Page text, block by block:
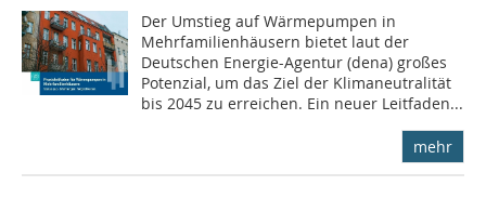
Der Umstieg auf Wärmepumpen in
Mehrfamilienhäusern bietet laut der
Deutschen Energie-Agentur (dena) großes
Potenzial, um das Ziel der Klimaneutralität
bis 2045 zu erreichen. Ein neuer Leitfaden...
mehr